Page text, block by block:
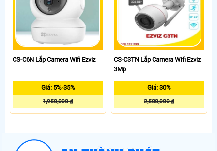
CS-C6N Lắp Camera Wifi Ezviz
Giá: 5%-35%
1,950,000 ₫
CS-C3TN Lắp Camera Wifi Ezviz
3Mp
Giá: 30%
2,500,000 ₫